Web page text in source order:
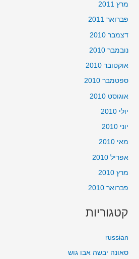
מרץ 2011
פברואר 2011
דצמבר 2010
נובמבר 2010
אוקטובר 2010
ספטמבר 2010
אוגוסט 2010
יולי 2010
יוני 2010
מאי 2010
אפריל 2010
מרץ 2010
פברואר 2010
קטגוריות
russian
סאונה יבשה אבו גוש